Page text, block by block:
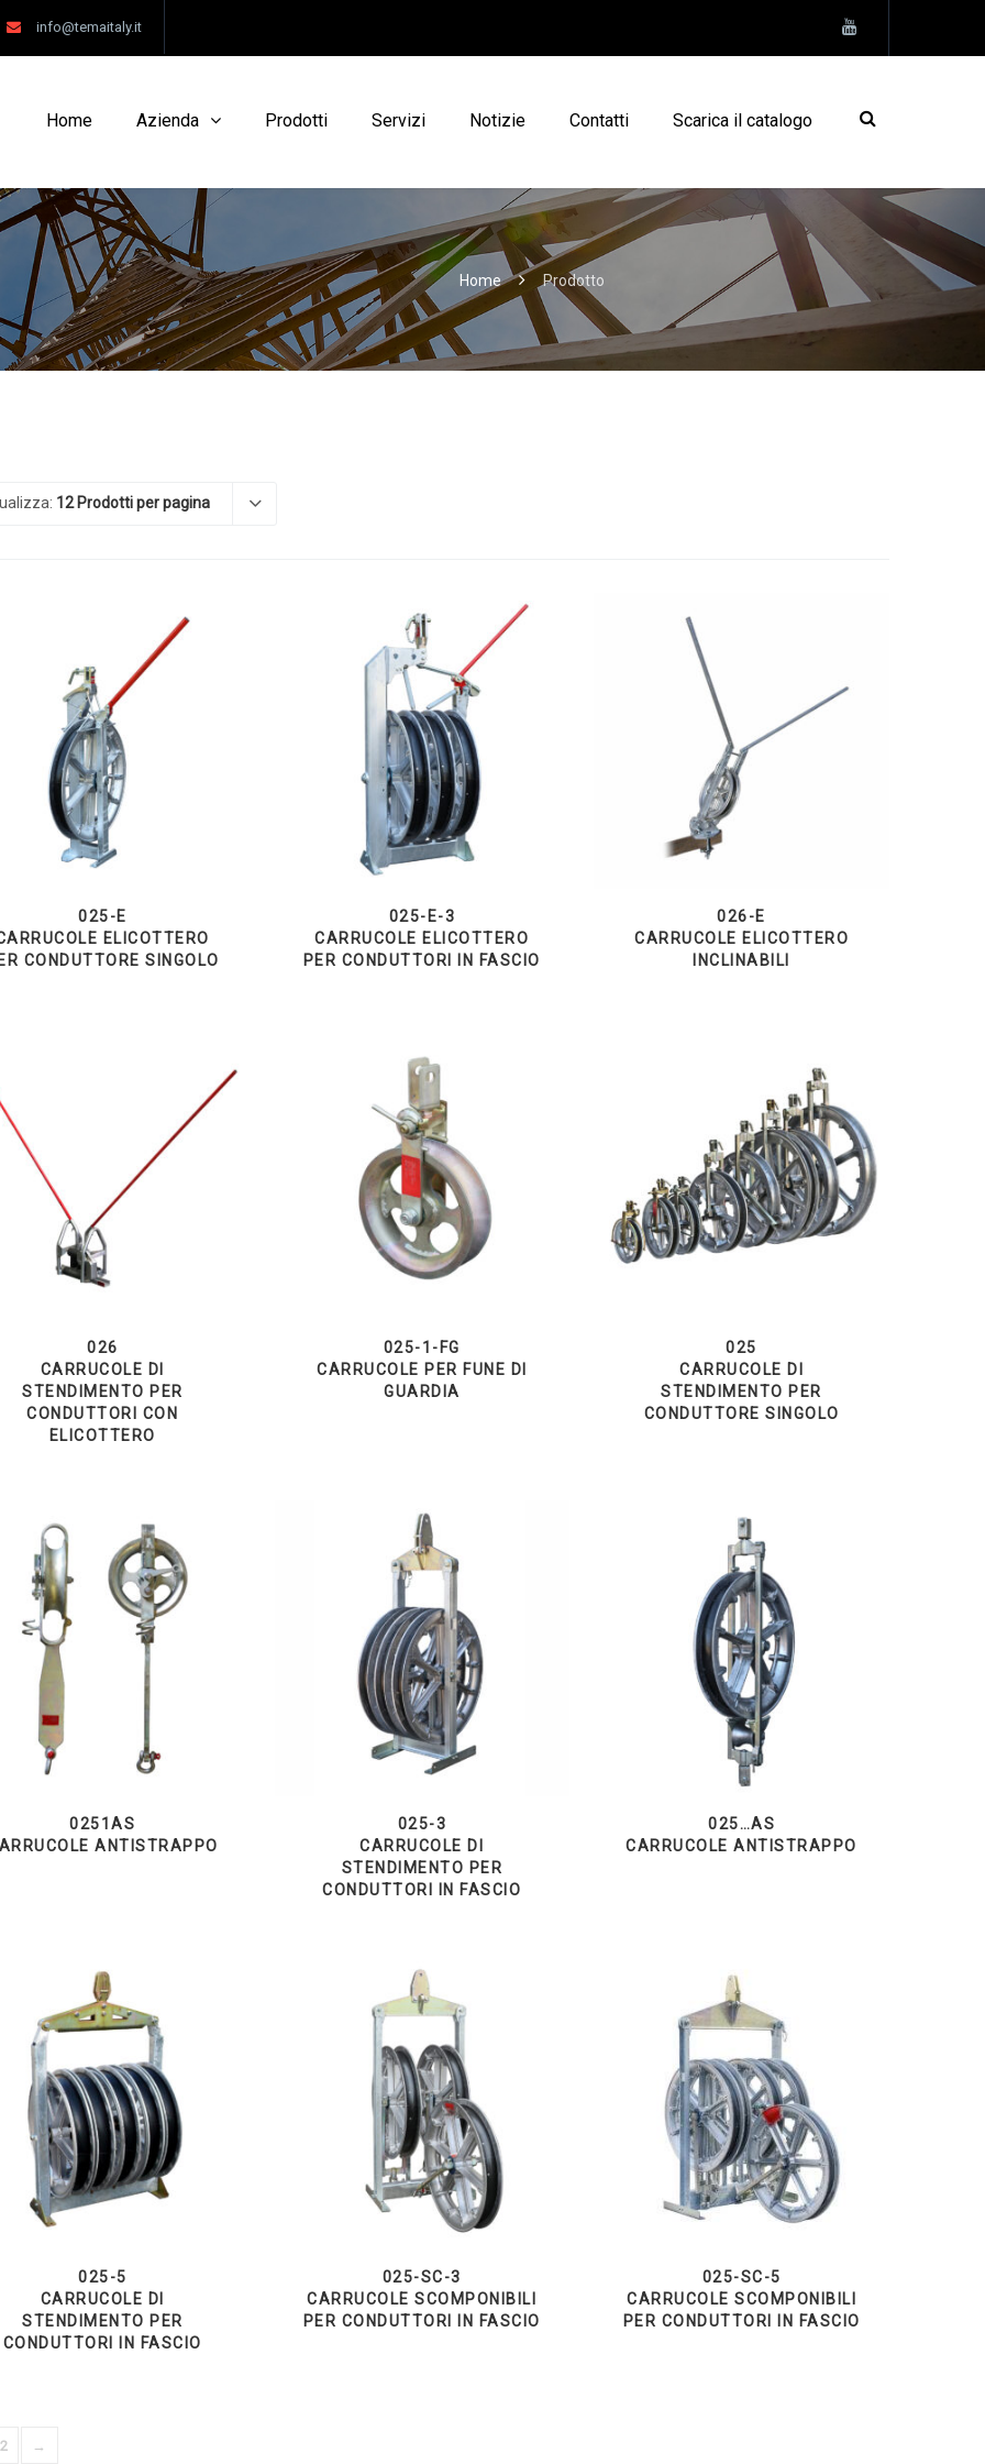
info@temaitaly.it
Home Azienda Prodotti Servizi Notizie Contatti Scarica il catalogo
Home Prodotto
12 Prodotti per pagina
025-E
ELICOTTERO
CONDUTTORE SINGOLO
025-E-3
CARRUCOLE ELICOTTERO
PER CONDUTTORI IN FASCIO
026-E
CARRUCOLE ELICOTTERO
INCLINABILI
026
CARRUCOLE DI
STENDIMENTO PER
CONDUTTORI CON
ELICOTTERO
025-1-FG
CARRUCOLE PER FUNE DI
GUARDIA
025
CARRUCOLE DI
STENDIMENTO PER
CONDUTTORE SINGOLO
0251AS
ANTISTRAPPO
025-3
CARRUCOLE DI
STENDIMENTO PER
CONDUTTORI IN FASCIO
025…AS
CARRUCOLE ANTISTRAPPO
025-5
CARRUCOLE DI
STENDIMENTO PER
CONDUTTORI IN FASCIO
025-SC-3
CARRUCOLE SCOMPONIBILI
PER CONDUTTORI IN FASCIO
025-SC-5
CARRUCOLE SCOMPONIBILI
PER CONDUTTORI IN FASCIO
2 →